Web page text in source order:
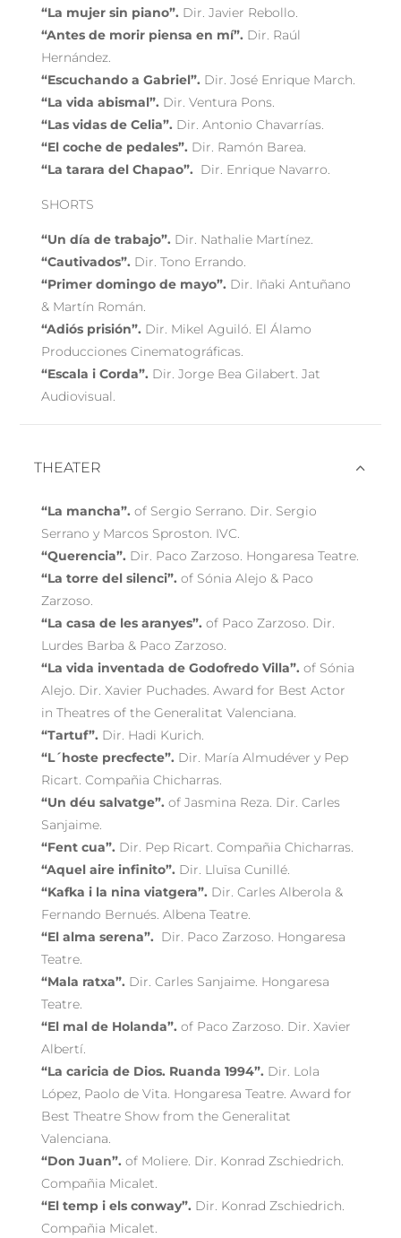
“La mujer sin piano”. Dir. Javier Rebollo.
“Antes de morir piensa en mí”. Dir. Raúl
Hernández.
“Escuchando a Gabriel”. Dir. José Enrique March.
“La vida abismal”. Dir. Ventura Pons.
“Las vidas de Celia”. Dir. Antonio Chavarrías.
“El coche de pedales”. Dir. Ramón Barea.
“La tarara del Chapao”. Dir. Enrique Navarro.
SHORTS
“Un día de trabajo”. Dir. Nathalie Martínez.
“Cautivados”. Dir. Tono Errando.
“Primer domingo de mayo”. Dir. Iñaki Antuñano
& Martín Román.
“Adiós prisión”. Dir. Mikel Aguiló. El Álamo
Producciones Cinematográficas.
“Escala i Corda”. Dir. Jorge Bea Gilabert. Jat
Audiovisual.
THEATER
“La mancha”. of Sergio Serrano. Dir. Sergio
Serrano y Marcos Sproston. IVC.
“Querencia”. Dir. Paco Zarzoso. Hongaresa Teatre.
“La torre del silenci”. of Sónia Alejo & Paco
Zarzoso.
“La casa de les aranyes”. of Paco Zarzoso. Dir.
Lurdes Barba & Paco Zarzoso.
“La vida inventada de Godofredo Villa”. of Sónia
Alejo. Dir. Xavier Puchades. Award for Best Actor
in Theatres of the Generalitat Valenciana.
“Tartuf”. Dir. Hadi Kurich.
“L´hoste precfecte”. Dir. María Almudéver y Pep
Ricart. Compañia Chicharras.
“Un déu salvatge”. of Jasmina Reza. Dir. Carles
Sanjaime.
“Fent cua”. Dir. Pep Ricart. Compañia Chicharras.
“Aquel aire infinito”. Dir. Lluïsa Cunillé.
“Kafka i la nina viatgera”. Dir. Carles Alberola &
Fernando Bernués. Albena Teatre.
“El alma serena”. Dir. Paco Zarzoso. Hongaresa
Teatre.
“Mala ratxa”. Dir. Carles Sanjaime. Hongaresa
Teatre.
“El mal de Holanda”. of Paco Zarzoso. Dir. Xavier
Albertí.
“La caricia de Dios. Ruanda 1994”. Dir. Lola
López, Paolo de Vita. Hongaresa Teatre. Award for
Best Theatre Show from the Generalitat
Valenciana.
“Don Juan”. of Moliere. Dir. Konrad Zschiedrich.
Compañia Micalet.
“El temp i els conway”. Dir. Konrad Zschiedrich.
Compañia Micalet.